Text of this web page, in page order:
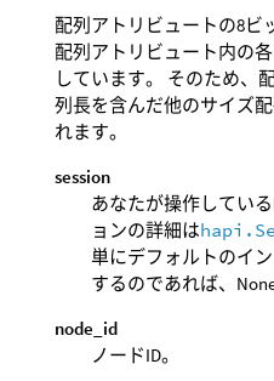
配列アトリビュートの8ビ
配列アトリビュート内の
しています。 そのため、
列長を含んだ他のサイズ
れます。
session
あなたが操作してい
ョンの詳細は
単にデフォルトのイ
するのであれば、
node_id
ノードID。